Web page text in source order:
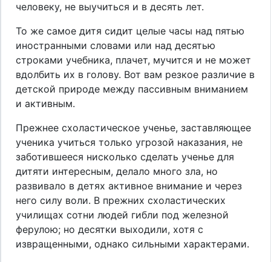
человеку, не выучиться и в десять лет.
То же самое дитя сидит целые часы над пятью
иностранными словами или над десятью
строками учебника, плачет, мучится и не может
вдолбить их в голову. Вот вам резкое различие в
детской природе между пассивным вниманием
и активным.
Прежнее схоластическое ученье, заставляющее
ученика учиться только угрозой наказания, не
заботившееся нисколько сделать ученье для
дитяти интересным, делало много зла, но
развивало в детях активное внимание и через
него силу воли. В прежних схоластических
училищах сотни людей гибли под железной
ферулою; но десятки выходили, хотя с
извращенными, однако сильными характерами.